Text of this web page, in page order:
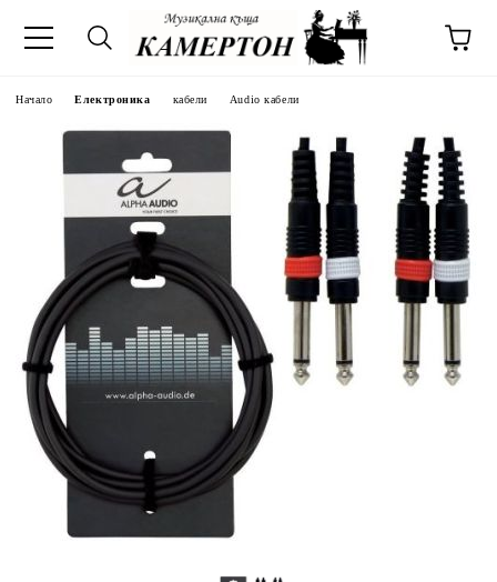
Начало Електроника кабели Audio кабели